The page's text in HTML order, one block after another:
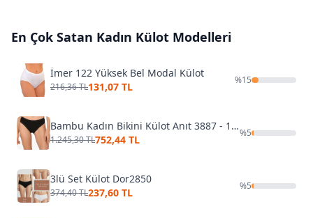
En Çok Satan Kadın Külot Modelleri
İmer 122 Yüksek Bel Modal Külot
216,36 TL131,07 TL
%15
Bambu Kadın Bikini Külot Anıt 3887 - 10 Adet
1.245,30 TL752,44 TL
%5
3lü Set Külot Dor2850
374,40 TL237,60 TL
%5